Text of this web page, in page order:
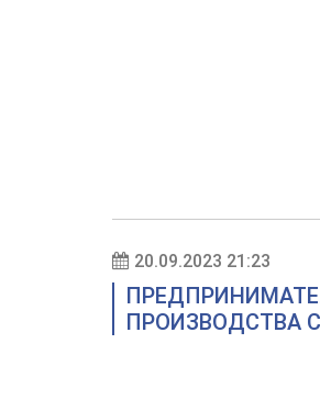
20.09.2023 21:23
ПРОИЗВОДСТВА